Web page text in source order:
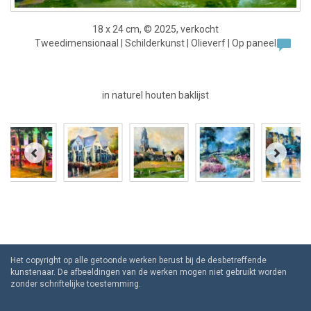
18 x 24 cm, © 2025, verkocht
Tweedimensionaal | Schilderkunst | Olieverf | Op paneel
in naturel houten baklijst
Het copyright op alle getoonde werken berust bij de desbetreffende
kunstenaar. De afbeeldingen van de werken mogen niet gebruikt worden
zonder schriftelijke toestemming.